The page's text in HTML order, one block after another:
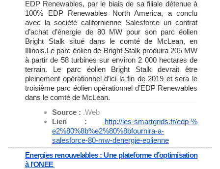
EDP ​​Renewables, par le biais de sa filiale détenue à
100% EDP Renewables North America, a conclu
avec la société californienne Salesforce un contrat
d’achat d’énergie de 80 MW pour son parc éolien
Bright Stalk situé dans le comté de McLean, en
Illinois.Le parc éolien de Bright Stalk produira 205 MW
à partir de 58 turbines sur environ 2 000 hectares de
terrain. Le parc éolien Bright Stalk devrait être
pleinement opérationnel d’ici la fin de 2019 et sera le
troisième parc éolien opérationnel d’EDP Renewables
dans le comté de McLean.
Source : .Web
Lien : http://les-smartgrids.fr/edp-%
e2%80%8b%e2%80%8bfournira-a-
salesforce-80-mw-denergie-eolienne
Energies renouvelables : Une plateforme d’optimisation
à l’ONEE